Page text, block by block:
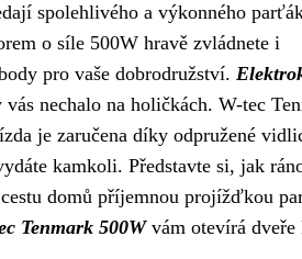
spolehlivého a výkonného
o síle 500W hravě zvládnete i
pro vaše dobrodružství.
nechalo na holičkách. W-tec
je zaručena díky odpružené
kamkoli. Představte si, jak
domů příjemnou projížďkou
Tenmark 500Wvám otevírá dveře